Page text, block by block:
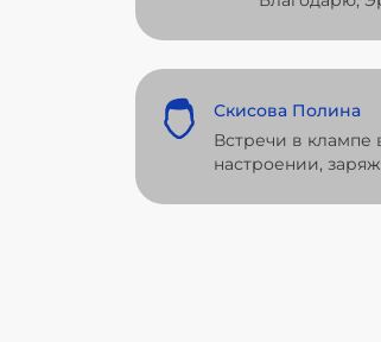
Скисова Полина
Встречи в клампе
настроении,